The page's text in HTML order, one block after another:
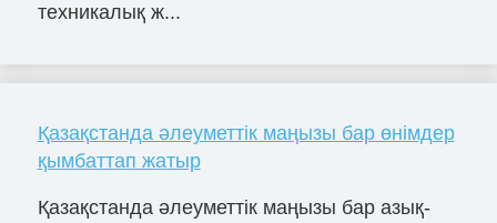
техникалық ж...
Қазақстанда әлеуметтік маңызы бар өнімдер
қымбаттап жатыр
Қазақстанда әлеуметтік маңызы бар азық-